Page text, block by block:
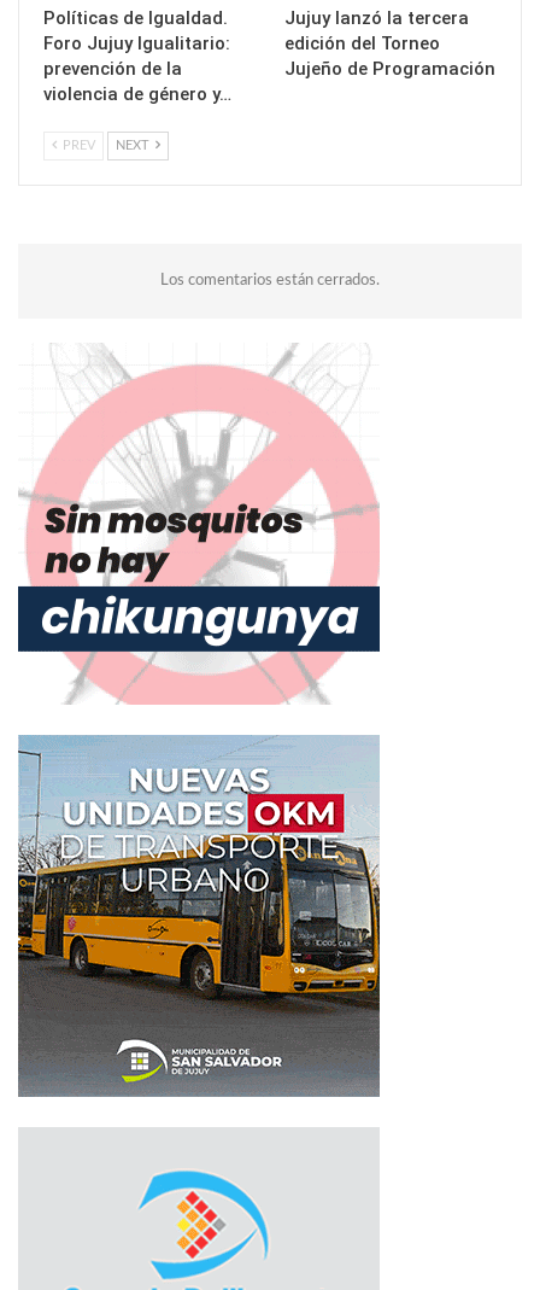
Políticas de Igualdad.
Foro Jujuy Igualitario:
prevención de la
violencia de género y…
Jujuy lanzó la tercera
edición del Torneo
Jujeño de Programación
PREV NEXT
Los comentarios están cerrados.